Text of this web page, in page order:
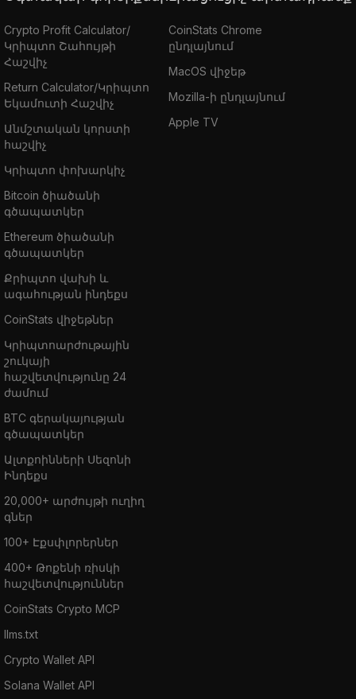
Crypto Profit Calculator/
Կրիպտո Շահույթի
Հաշվիչ
Return Calculator/Կրիպտո
Եկամուտի Հաշվիչ
Անմշտական կորստի
հաշվիչ
Կրիպտո փոխարկիչ
Bitcoin ծիածանի
գծապատկեր
Ethereum ծիածանի
գծապատկեր
Քրիպտո վախի և
ագահության ինդեքս
CoinStats վիջեթներ
Կրիպտոարժութային
շուկայի
հաշվետվությունը 24
ժամում
BTC գերակայության
գծապատկեր
Ալտքոինների Սեզոնի
Ինդեքս
20,000+ արժույթի ուղիղ
գներ
100+ Էքսփլորերներ
400+ Թոքենի ռիսկի
հաշվետվություններ
CoinStats Crypto MCP
llms.txt
Crypto Wallet API
Solana Wallet API
CoinStats Chrome
ընդլայնում
MacOS վիջեթ
Mozilla-ի ընդլայնում
Apple TV